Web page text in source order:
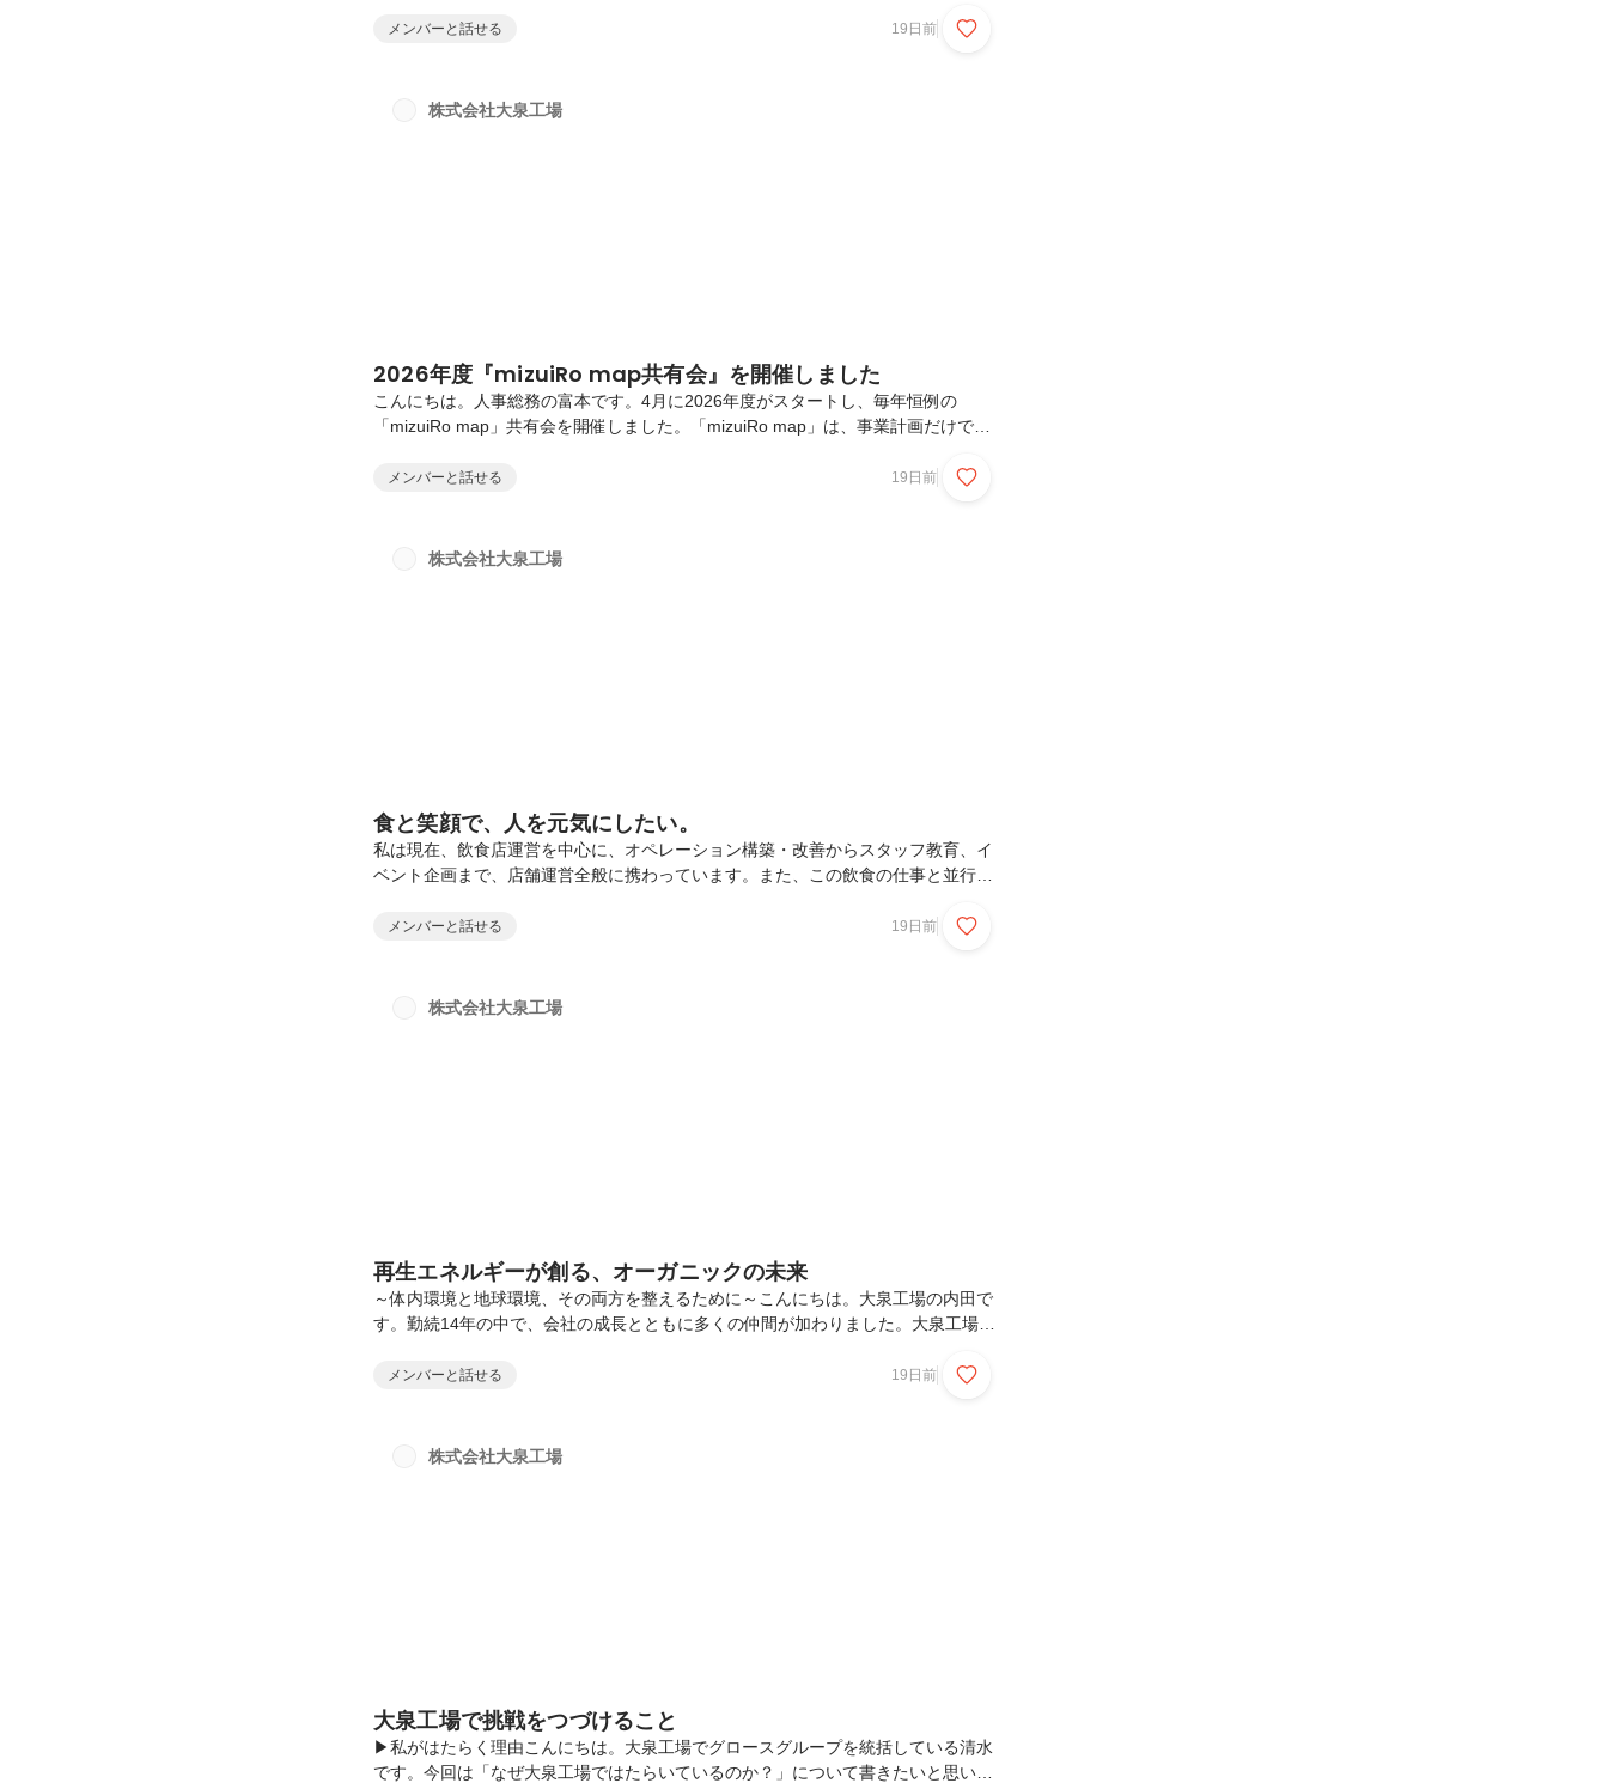
だった。「え、そんなに少ないのか」それが、最初の感想だった。当時、世界平均
模。だから純粋に、これはビジネスチャンスだと感じた。あれから10年以上が経過
メンバーと話せる 19日前
株式会社大泉工場
2026年度『mizuiRo map共有会』を開催しました
こんにちは。人事総務の富本です。4月に2026年度がスタートし、毎年恒例の
「mizuiRo map」共有会を開催しました。「mizuiRo map」は、事業計画だけでは
業計画の説明だけではなく、私たちはなぜこの事業をやるのかどんな未来を目指し
は、「正しいことをやり続けるためには、事業として成立させなければならない
メンバーと話せる 19日前
株式会社大泉工場
食と笑顔で、人を元気にしたい。
私は現在、飲食店運営を中心に、オペレーション構築・改善からスタッフ教育、イ
ベント企画まで、店舗運営全般に携わっています。また、この飲食の仕事と並行し
くの人と出会い、仲間と支え合いながら、一つの目標に向かって挑戦してきまし
ていなければ思うように動けません。反対に、身体が元気でも心が疲れていると笑
メンバーと話せる 19日前
株式会社大泉工場
再生エネルギーが創る、オーガニックの未来
～体内環境と地球環境、その両方を整えるために～こんにちは。大泉工場の内田で
す。勤続14年の中で、会社の成長とともに多くの仲間が加わりました。大泉工場が
社内のあるコメントを目にしたことをきっかけに、「なぜ私たちがオーガニックや
物。その背景には、生産者の想いや原材料へのこだわりがあります。近年は「オー
メンバーと話せる 19日前
株式会社大泉工場
大泉工場で挑戦をつづけること
▶︎私がはたらく理由こんにちは。大泉工場でグロースグループを統括している清水
です。今回は「なぜ大泉工場ではたらいているのか？」について書きたいと思いま